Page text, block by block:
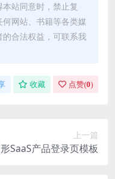
站同意时，禁止复
网站、书籍等各类媒
合法权益，可联系我
收藏 点赞(0)
上一篇
SaaS产品登录页模板